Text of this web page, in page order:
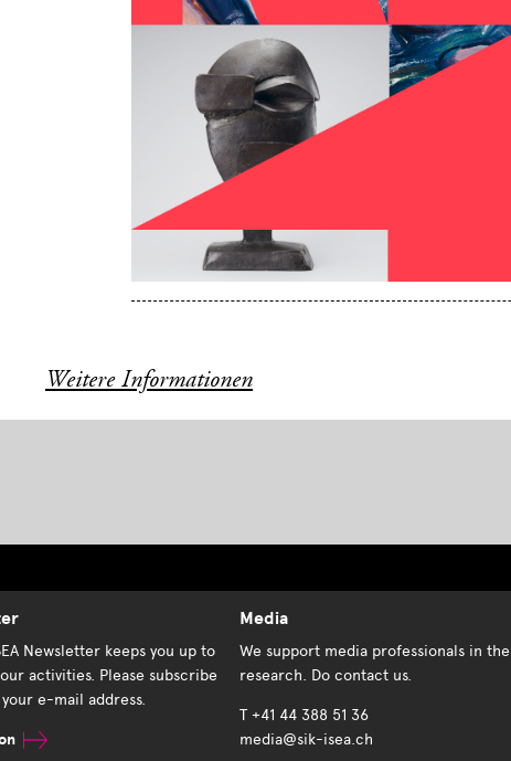
Weitere Informationen
Newsletter keeps you up to
activities. Please subscribe
e-mail address.
Media
We support media professionals in
research. Do contact us.
T +41 44 388 51 36
media@sik-isea.ch